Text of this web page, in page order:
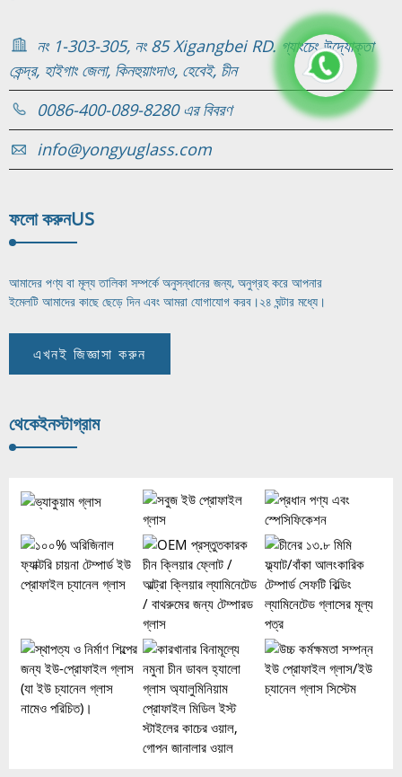
নং 1-303-305, নং 85 Xigangbei RD. গ্যাংচেং উদ্যোক্তা
কেন্দ্র, হাইগাং জেলা, কিনহুয়াংদাও, হেবেই, চীন
0086-400-089-8280 এর বিবরণ
info@yongyuglass.com
ফলো করুনUS
আমাদের পণ্য বা মূল্য তালিকা সম্পর্কে অনুসন্ধানের জন্য, অনুগ্রহ করে আপনার
ইমেলটি আমাদের কাছে ছেড়ে দিন এবং আমরা যোগাযোগ করব।২৪ ঘন্টার মধ্যে।
এখনই জিজ্ঞাসা করুন
থেকেইনস্টাগ্রাম